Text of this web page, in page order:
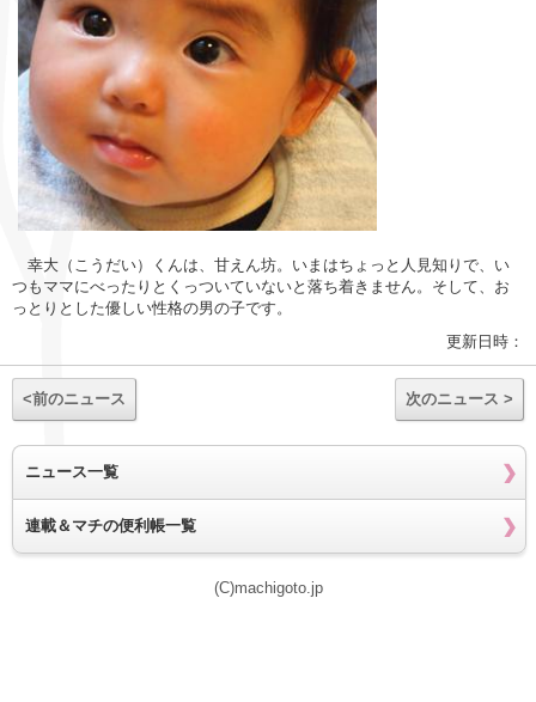
幸大（こうだい）くんは、甘えん坊。いまはちょっと人見知りで、い
つもママにべったりとくっついていないと落ち着きません。そして、お
っとりとした優しい性格の男の子です。
更新日時：
<前のニュース 次のニュース >
ニュース一覧
連載＆マチの便利帳一覧
(C)machigoto.jp